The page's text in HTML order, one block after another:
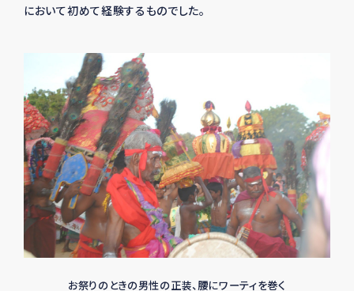
において初めて経験するものでした。
お祭りのときの男性の正装、腰にワーティを巻く